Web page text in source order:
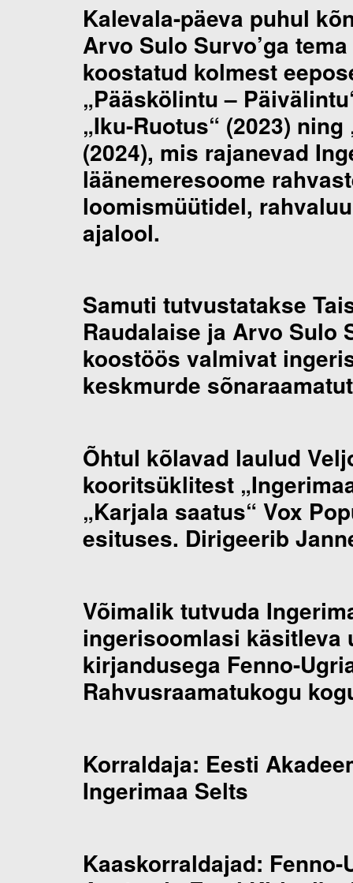
Kalevala-päeva puhul
Arvo Sulo Survo’ga
koostatud kolmest
„Pääskölintu –
„Iku-Ruotus“ (2023)
(2024), mis rajanevad
läänemeresoome
loomismüütidel,
ajalool.
Samuti tutvustatakse
Raudalaise ja Arvo Sulo
koostöös valmivat
keskmurde
Õhtul kõlavad laulud
kooritsüklitest
„Karjala saatus“ Vox
esituses. Dirigeerib
Võimalik tutvuda
ingerisoomlasi käsitleva
kirjandusega Fenno-
Rahvusraamatukogu
Korraldaja: Eesti
Ingerimaa Selts
Kaaskorraldajad: Fenno-